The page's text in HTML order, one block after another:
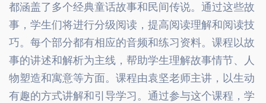
都涵盖了多个经典童话故事和民间传说。通过这些故
事，学生们将进行分级阅读，提高阅读理解和阅读技
巧。每个部分都有相应的音频和练习资料。课程以故
事的讲述和解析为主线，帮助学生理解故事情节、人
物塑造和寓意等方面。课程由袁坚老师主讲，以生动
有趣的方式讲解和引导学习。通过参与这个课程，学